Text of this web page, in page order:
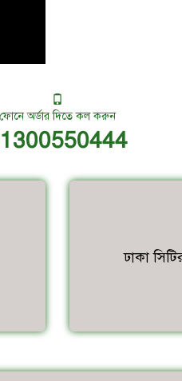
ফোনে অর্ডার দিতে কল করুন
ঢাকা